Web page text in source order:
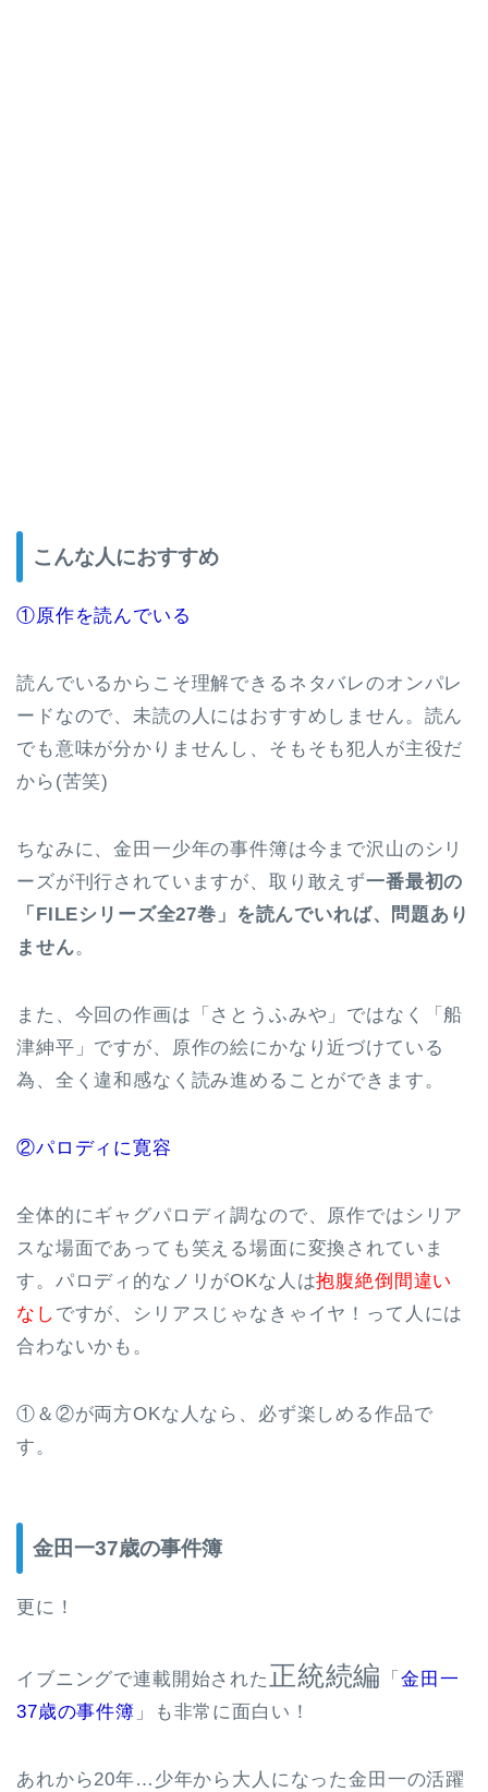
こんな人におすすめ
①原作を読んでいる
読んでいるからこそ理解できるネタバレのオンパレ
ードなので、未読の人にはおすすめしません。読ん
でも意味が分かりませんし、そもそも犯人が主役だ
から(苦笑)
ちなみに、金田一少年の事件簿は今まで沢山のシリ
ーズが刊行されていますが、取り敢えず一番最初の
「FILEシリーズ全27巻」を読んでいれば、問題あり
ません。
また、今回の作画は「さとうふみや」ではなく「船
津紳平」ですが、原作の絵にかなり近づけている
為、全く違和感なく読み進めることができます。
②パロディに寛容
全体的にギャグパロディ調なので、原作ではシリア
スな場面であっても笑える場面に変換されていま
す。パロディ的なノリがOKな人は抱腹絶倒間違い
なし ですが、シリアスじゃなきゃイヤ！って人には
合わないかも。
①＆②が両方OKな人なら、必ず楽しめる作品で
す。
金田一37歳の事件簿
更に！
イブニングで連載開始された 正統続編 「金田一
37歳の事件簿 」も非常に面白い！
あれから20年…少年から大人になった金田一の活躍